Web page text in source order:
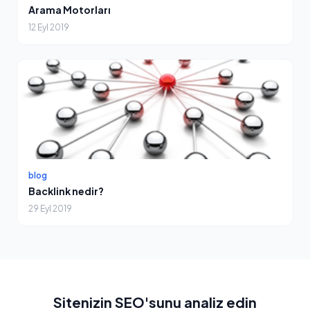
Arama Motorları
12 Eyl 2019
blog
Backlink nedir?
29 Eyl 2019
Sitenizin SEO'sunu analiz edin